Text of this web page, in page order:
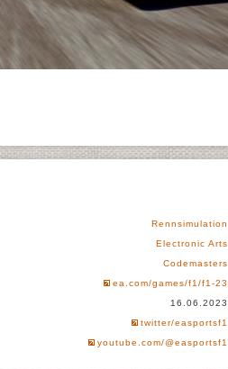
Rennsimulation
Electronic Arts
Codemasters
ea.com/games/f1/f1-23
16.06.2023
twitter/easportsf1
youtube.com/@easportsf1